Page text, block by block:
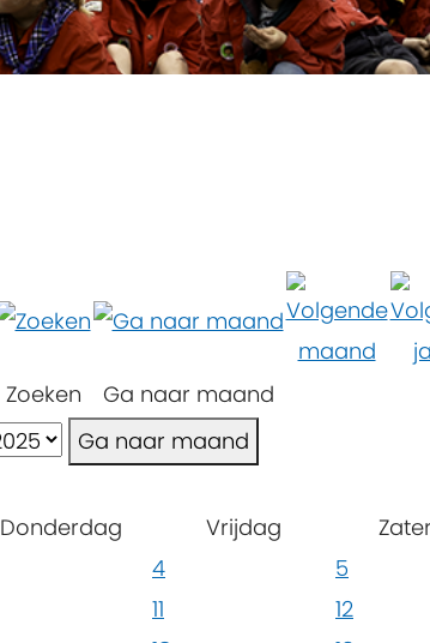
Zoeken
Ga naar maand
Ga naar maand
Donderdag Vrijdag
4 5
11 12